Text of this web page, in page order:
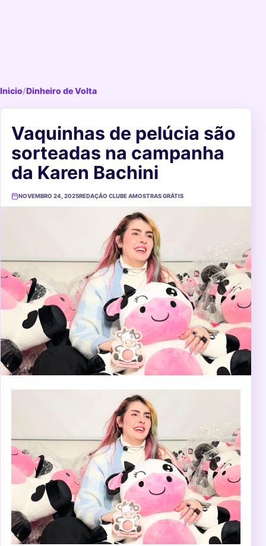
Inicio/Dinheiro de Volta
Vaquinhas de pelúcia são
sorteadas na campanha
da Karen Bachini
NOVEMBRO 24, 2025REDAÇÃO CLUBE AMOSTRAS GRÁTIS